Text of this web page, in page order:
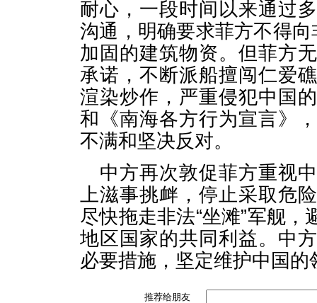
耐心，一段时间以来通过
沟通，明确要求菲方不得向
加固的建筑物资。但菲方
承诺，不断派船擅闯仁爱
渲染炒作，严重侵犯中国
和《南海各方行为宣言》
不满和坚决反对。
中方再次敦促菲方重视
上滋事挑衅，停止采取危
尽快拖走非法“坐滩”军舰
地区国家的共同利益。中
必要措施，坚定维护中国
推荐给朋友